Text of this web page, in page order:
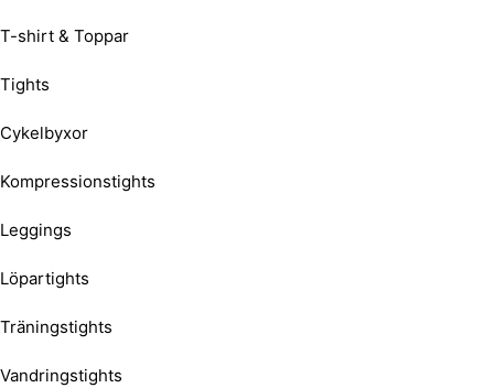
T-shirt & Toppar
Tights
Cykelbyxor
Kompressionstights
Leggings
Löpartights
Träningstights
Vandringstights